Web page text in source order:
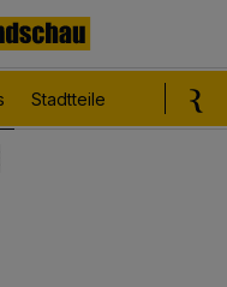
Stadtteile